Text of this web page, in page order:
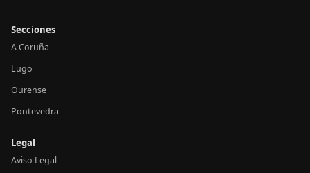
Secciones
A Coruña
Lugo
Ourense
Pontevedra
Legal
Aviso Legal